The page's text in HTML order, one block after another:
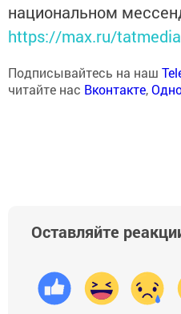
национальном
https://max.ru/tatmedia
Подписывайтесь на наш
читайте нас Вконтакте,
Оставляйте